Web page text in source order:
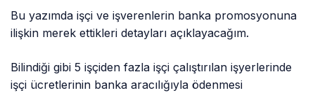
Bu yazımda işçi ve işverenlerin banka promosyonuna
ilişkin merek ettikleri detayları açıklayacağım.
Bilindiği gibi 5 işçiden fazla işçi çalıştırılan işyerlerinde
işçi ücretlerinin banka aracılığıyla ödenmesi